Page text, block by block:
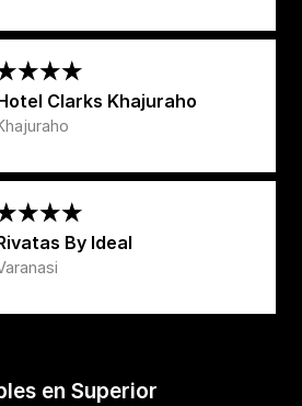
Clarks Khajuraho
By Ideal
en Superior